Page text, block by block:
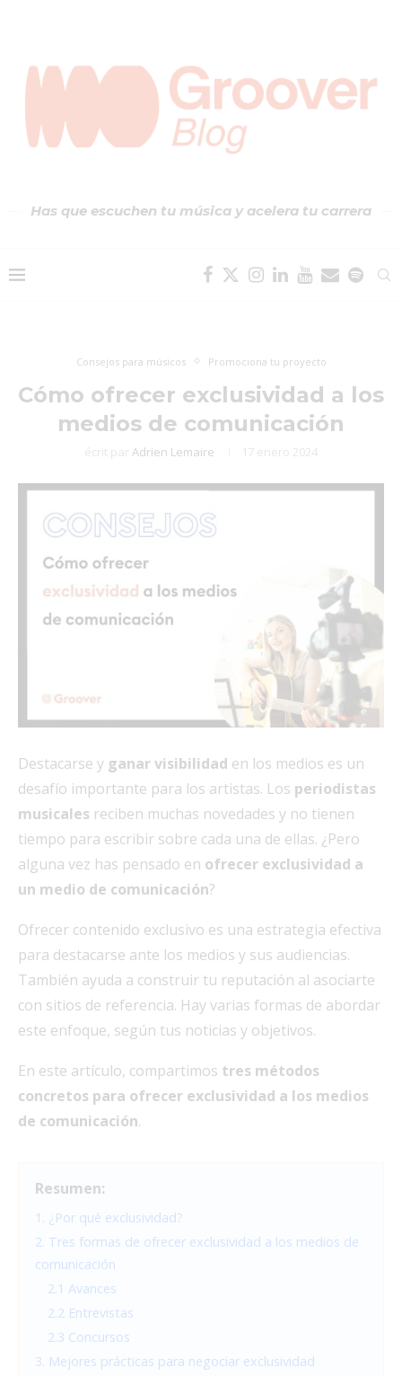
Has que escuchen tu música y acelera tu carrera
Consejos para músicos Promociona tu proyecto
Cómo ofrecer exclusividad a los
medios de comunicación
écrit par Adrien Lemaire 17 enero 2024
Destacarse y ganar visibilidad en los medios es un
desafío importante para los artistas. Los periodistas
musicales reciben muchas novedades y no tienen
tiempo para escribir sobre cada una de ellas. ¿Pero
alguna vez has pensado en ofrecer exclusividad a
un medio de comunicación?
Ofrecer contenido exclusivo es una estrategia efectiva
para destacarse ante los medios y sus audiencias.
También ayuda a construir tu reputación al asociarte
con sitios de referencia. Hay varias formas de abordar
este enfoque, según tus noticias y objetivos.
En este artículo, compartimos tres métodos
concretos para ofrecer exclusividad a los medios
de comunicación.
Resumen:
1. ¿Por qué exclusividad?
2. Tres formas de ofrecer exclusividad a los medios de
comunicación
2.1 Avances
2.2 Entrevistas
2.3 Concursos
3. Mejores prácticas para negociar exclusividad